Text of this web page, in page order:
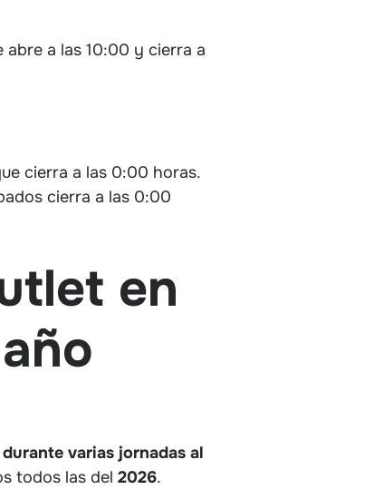
a las 10:00 y cierra a
cierra a las 0:00 horas.
cierra a las 0:00
en
varias jornadas al
todos las del 2026.